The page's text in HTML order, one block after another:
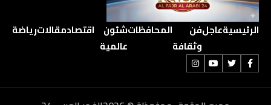
الرئيسيةعاجلفن
وثقافة
المحافظاتشئون
عالمية
اقتصادمقالاترياضة